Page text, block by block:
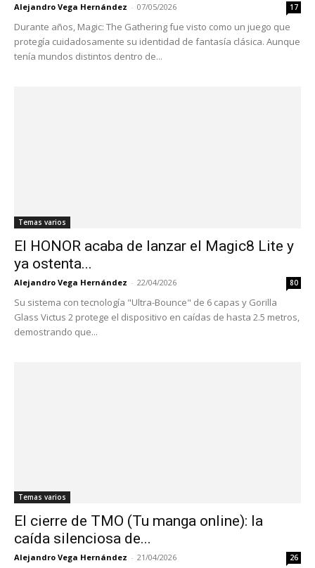
Alejandro Vega Hernández - 07/05/2026 17
Durante años, Magic: The Gathering fue visto como un juego que
protegía cuidadosamente su identidad de fantasía clásica. Aunque
tenía mundos distintos dentro de...
Temas varios
El HONOR acaba de lanzar el Magic8 Lite y
ya ostenta...
Alejandro Vega Hernández - 22/04/2026 80
Su sistema con tecnología "Ultra-Bounce" de 6 capas y Gorilla
Glass Victus 2 protege el dispositivo en caídas de hasta 2.5 metros,
demostrando que...
Temas varios
El cierre de TMO (Tu manga online): la
caída silenciosa de...
Alejandro Vega Hernández - 21/04/2026 26